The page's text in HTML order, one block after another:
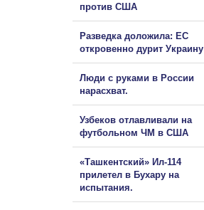
против США
Разведка доложила: ЕС
откровенно дурит Украину
Люди с руками в России
нарасхват.
Узбеков отлавливали на
футбольном ЧМ в США
«Ташкентский» Ил-114
прилетел в Бухару на
испытания.